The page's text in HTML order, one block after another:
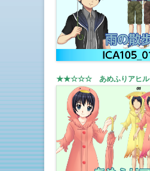
★★☆☆☆ あめふりアヒル